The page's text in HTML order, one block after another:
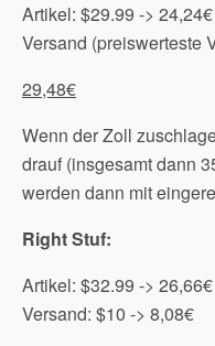
Artikel: $29.99 -> 24,24€
Versand (preiswerteste
29,48€
Wenn der Zoll
drauf (insgesamt dann
werden dann mit
Right Stuf:
Artikel: $32.99 -> 26,66€
Versand: $10 -> 8,08€